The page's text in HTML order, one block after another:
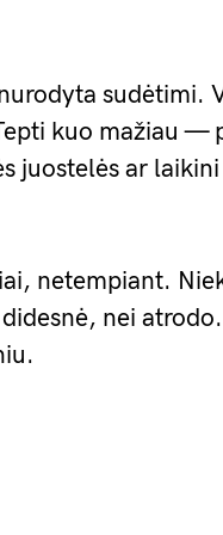
sudėtimi.
kuo mažiau —
juostelės ar
netempiant.
nei